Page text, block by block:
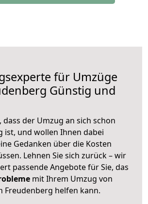
für Umzüge
Günstig und
dass der Umzug an sich schon
ist, und wollen Ihnen dabei
Gedanken über die Kosten
Lehnen Sie sich zurück – wir
passende Angebote für Sie, das
mit Ihrem Umzug von
Freudenberg helfen kann.